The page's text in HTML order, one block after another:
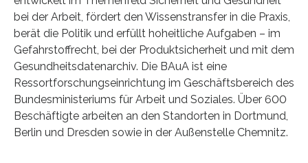
bei der Arbeit, fördert den Wissenstransfer in die Praxis,
berät die Politik und erfüllt hoheitliche Aufgaben – im
Gefahrstoffrecht, bei der Produktsicherheit und mit dem
Gesundheitsdatenarchiv. Die BAuA ist eine
Ressortforschungseinrichtung im Geschäftsbereich des
Bundesministeriums für Arbeit und Soziales. Über 600
Beschäftigte arbeiten an den Standorten in Dortmund,
Berlin und Dresden sowie in der Außenstelle Chemnitz.